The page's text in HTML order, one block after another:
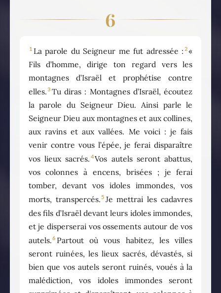
6
1 La parole du Seigneur me fut adressée : 2«
Fils d’homme, dirige ton regard vers les
montagnes d’Israël et prophétise contre
elles.3 Tu diras : Montagnes d’Israël, écoutez
la parole du Seigneur Dieu. Ainsi parle le
Seigneur Dieu aux montagnes et aux collines,
aux ravins et aux vallées. Me voici : je fais
venir contre vous l’épée, je ferai disparaître
vos lieux sacrés. 4Vos autels seront abattus,
vos colonnes à encens, brisées ; je ferai
tomber, devant vos idoles immondes, vos
morts, transpercés.5 Je mettrai les cadavres
des fils d’Israël devant leurs idoles immondes,
et je disperserai vos ossements autour de vos
autels.6 Partout où vous habitez, les villes
seront ruinées, les lieux sacrés, dévastés, si
bien que vos autels seront ruinés, voués à la
malédiction, vos idoles immondes seront